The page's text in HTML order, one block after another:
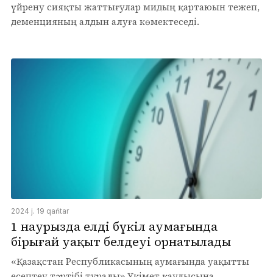
үйрену сияқты жаттығулар мидың қартаюын тежеп,
деменцияның алдын алуға көмектеседі.
2024 j. 19 qańtar
1 наурызда елдің бүкіл аумағында
бірыңғай уақыт белдеуі орнатылады
«Қазақстан Республикасының аумағында уақытты